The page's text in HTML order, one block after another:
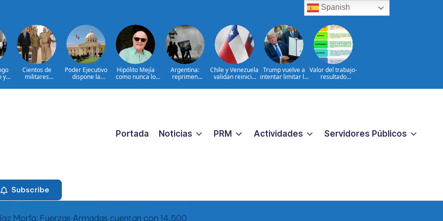
y
Cientos de
militares
consulta nacional
Poder Ejecutivo
dispone la
dos dominicanos
Hipólito Mejía
como nunca lo
padre detrás del
Argentina:
reprimen
proyecto sobre
Chile y Venezuela
validan reinicio
consulares
Trump vuelve a
intentar limitar la
nacimiento
Valor del trabajo-
resultado
CERCANO A LA
Portada Noticias PRM Actividades Servidores Públicos
Subscribe
Spanish